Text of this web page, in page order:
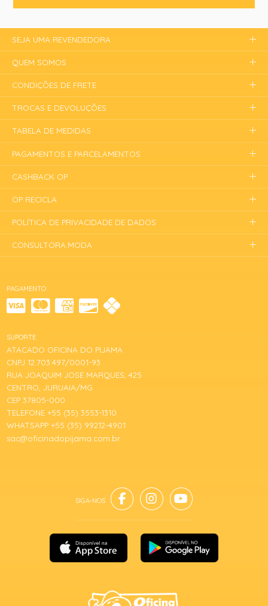
PAGAMENTO
SUPORTE
ATACADO OFICINA DO PIJAMA
CNPJ 12.703.497/0001-93
RUA JOAQUIM JOSE MARQUES, 425
CENTRO, JURUAIA/MG
CEP 37805-000
TELEFONE +55 (35) 3553-1310
WHATSAPP +55 (35) 99212-4901
sac@oficinadopijama.com.br
SEJA UMA REVENDEDORA
QUEM SOMOS
CONDIÇÕES DE FRETE
TROCAS E DEVOLUÇÕES
TABELA DE MEDIDAS
PAGAMENTOS E PARCELAMENTOS
CASHBACK OP
OP RECICLA
POLÍTICA DE PRIVACIDADE DE DADOS
CONSULTORA.MODA